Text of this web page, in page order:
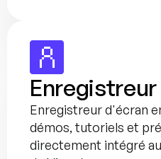
Enregistreur
Enregistreur d'écran
démos, tutoriels et
directement intégré